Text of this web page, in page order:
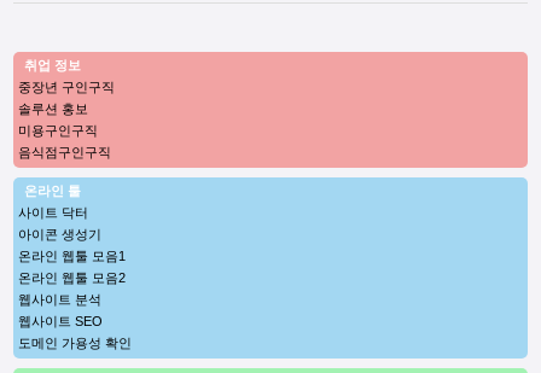
취업 정보
중장년 구인구직
솔루션 홍보
미용구인구직
음식점구인구직
온라인 툴
사이트 닥터
아이콘 생성기
온라인 웹툴 모음1
온라인 웹툴 모음2
웹사이트 분석
웹사이트 SEO
도메인 가용성 확인